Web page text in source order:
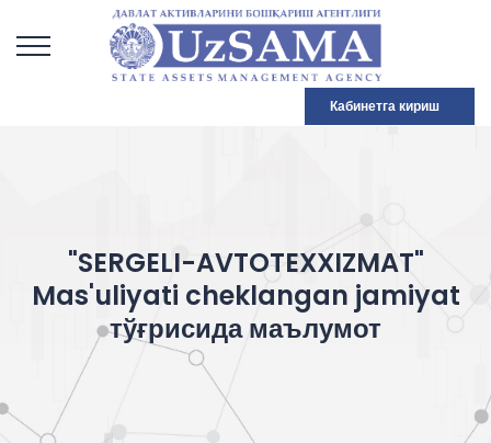
Кабинетга кириш
"SERGELI-AVTOTEXXIZMAT"
Mas'uliyati cheklangan jamiyat
тўғрисида маълумот